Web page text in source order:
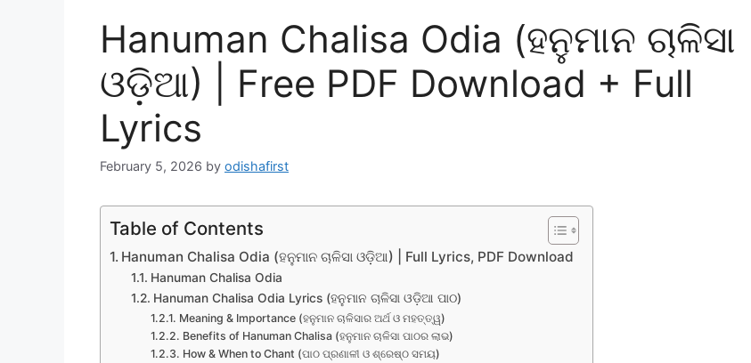
Hanuman Chalisa Odia (ହନୁମାନ ଚାଳିସା
ଓଡ଼ିଆ) | Free PDF Download + Full
Lyrics
February 5, 2026 by odishafirst
Table of Contents
Hanuman Chalisa Odia (ହନୁମାନ ଚାଳିସା ଓଡ଼ିଆ) | Full Lyrics, PDF Download
Hanuman Chalisa Odia
Hanuman Chalisa Odia Lyrics (ହନୁମାନ ଚାଳିସା ଓଡ଼ିଆ ପାଠ)
Meaning & Importance (ହନୁମାନ ଚାଳିସାର ଅର୍ଥ ଓ ମହତ୍ତ୍ୱ)
Benefits of Hanuman Chalisa (ହନୁମାନ ଚାଳିସା ପାଠର ଲାଭ)
How & When to Chant (ପାଠ ପ୍ରଣାଳୀ ଓ ଶ୍ରେଷ୍ଠ ସମୟ)